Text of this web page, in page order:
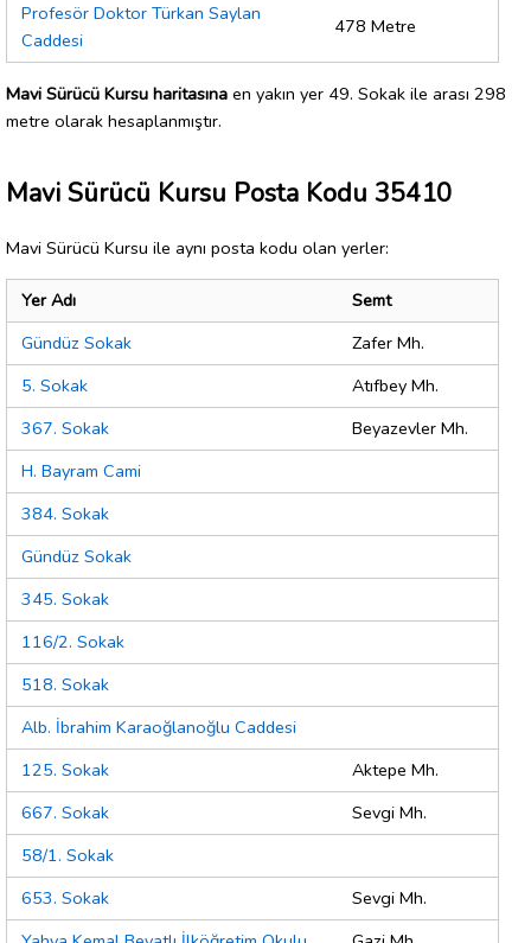
Profesör Doktor Türkan Saylan
Caddesi
478 Metre
Mavi Sürücü Kursu haritasına en yakın yer 49. Sokak ile arası 298
metre olarak hesaplanmıştır.
Mavi Sürücü Kursu Posta Kodu 35410
Mavi Sürücü Kursu ile aynı posta kodu olan yerler:
Yer Adı
Semt
Gündüz Sokak
Zafer Mh.
5. Sokak
Atıfbey Mh.
367. Sokak
Beyazevler Mh.
H. Bayram Cami
384. Sokak
Gündüz Sokak
345. Sokak
116/2. Sokak
518. Sokak
Alb. İbrahim Karaoğlanoğlu Caddesi
125. Sokak
Aktepe Mh.
667. Sokak
Sevgi Mh.
58/1. Sokak
653. Sokak
Sevgi Mh.